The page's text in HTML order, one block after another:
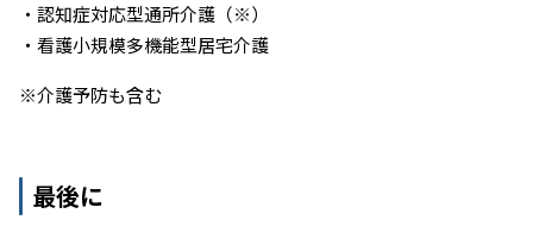
・認知症対応型通所介護（※）
・看護小規模多機能型居宅介護
※介護予防も含む
最後に